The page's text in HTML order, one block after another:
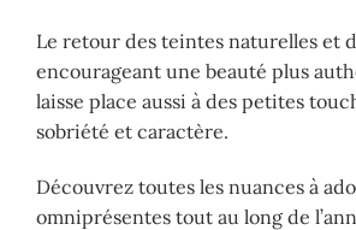
Le retour des teintes naturelles et
encourageant une beauté plus
laisse place aussi à des petites
sobriété et caractère.
Découvrez toutes les nuances à
omniprésentes tout au long de